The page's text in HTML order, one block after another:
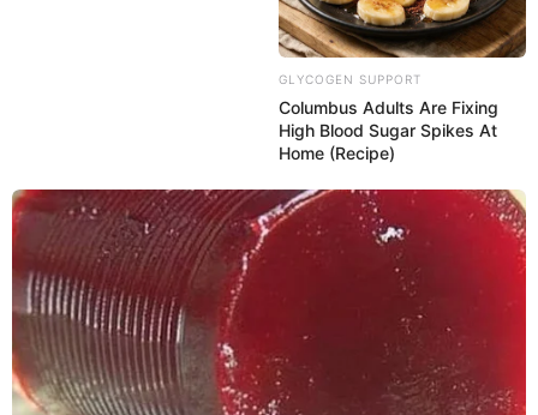
El legrado es un procedimiento doloroso, por lo
que durante este, la mujer debe permanecer sedada o
anestesiada para que no sienta ningún dolor.
GLYCOGEN SUPPORT
Columbus Adults Are Fixing
High Blood Sugar Spikes At
Home (Recipe)